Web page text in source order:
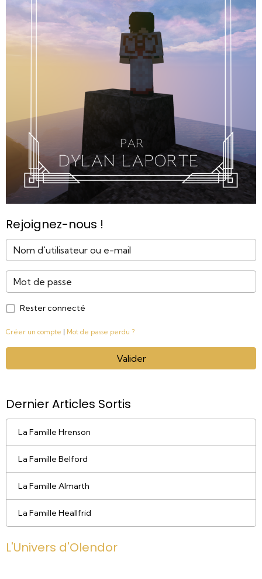
Rejoignez-nous !
Rester connecté
Créer un compte Mot de passe perdu ?
Valider
Dernier Articles Sortis
La Famille Hrenson
La Famille Belford
La Famille Almarth
La Famille Heallfrid
L'Univers d'Olendor